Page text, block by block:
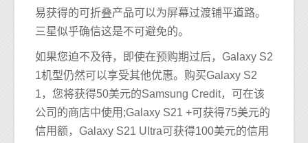
易获得的可折叠产品可以为屏幕过渡铺平道路。
三星似乎确信这是不可避免的。
如果您迫不及待，即使在预购期过后，Galaxy S2
1机型仍然可以享受其他优惠。购买Galaxy S2
1，您将获得50美元的Samsung Credit，可在该
公司的商店中使用;Galaxy S21 +可获得75美元的
信用额，Galaxy S21 Ultra可获得100美元的信用